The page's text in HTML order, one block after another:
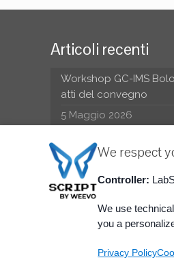
Articoli recenti
Workshop GC-IMS
atti del convegno
5 Maggio 2026
Workshop sulla GC-
User Meeting Italiano
3 Febbraio 2026
We respect
Controller:
We use
you a
Privacy Policy